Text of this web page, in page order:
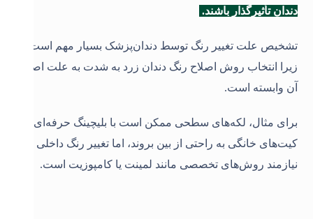
دندان تأثیرگذار باشند.
تشخیص علت تغییر رنگ توسط دندان‌پزشک بسیار مهم است.
زیرا انتخاب روش اصلاح رنگ دندان زرد به شدت به علت اصلی
آن وابسته است.
برای مثال، لکه‌های سطحی ممکن است با بلیچینگ حرفه‌ای یا
کیت‌های خانگی به راحتی از بین بروند، اما تغییر رنگ داخلی
نیازمند روش‌های تخصصی مانند لمینت یا کامپوزیت است.